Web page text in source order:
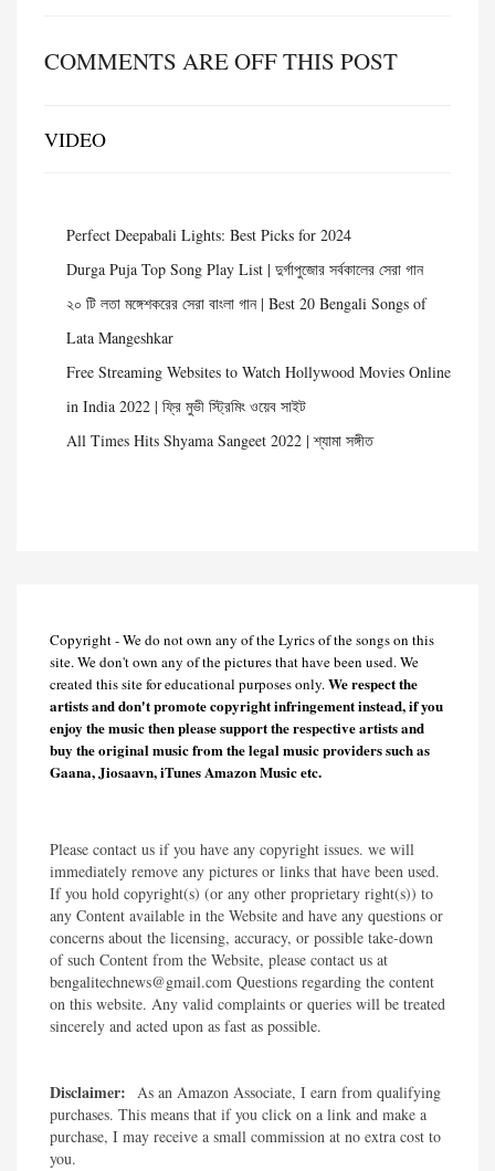
COMMENTS ARE OFF THIS POST
VIDEO
Perfect Deepabali Lights: Best Picks for 2024
Durga Puja Top Song Play List | দুর্গাপুজোর সর্বকালের সেরা গান
২০ টি লতা মঙ্গেশকরের সেরা বাংলা গান | Best 20 Bengali Songs of
Lata Mangeshkar
Free Streaming Websites to Watch Hollywood Movies Online
in India 2022 | ফ্রি মুভী স্ট্রিমিং ওয়েব সাইট
All Times Hits Shyama Sangeet 2022 | শ্যামা সঙ্গীত
Copyright - We do not own any of the Lyrics of the songs on this
site. We don't own any of the pictures that have been used. We
created this site for educational purposes only.We respect the
artists and don't promote copyright infringement instead, if you
enjoy the music then please support the respective artists and
buy the original music from the legal music providers such as
Gaana, Jiosaavn, iTunes Amazon Music etc.
Please contact us if you have any copyright issues. we will
immediately remove any pictures or links that have been used.
If you hold copyright(s) (or any other proprietary right(s)) to
any Content available in the Website and have any questions or
concerns about the licensing, accuracy, or possible take-down
of such Content from the Website, please contact us at
bengalitechnews@gmail.com Questions regarding the content
on this website. Any valid complaints or queries will be treated
sincerely and acted upon as fast as possible.​
Disclaimer: As an Amazon Associate, I earn from qualifying
purchases. This means that if you click on a link and make a
purchase, I may receive a small commission at no extra cost to
you.